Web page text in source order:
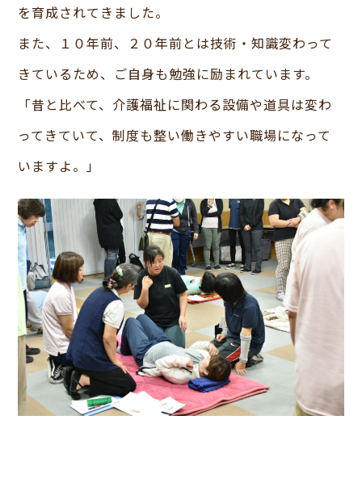
を育成されてきました。
また、１０年前、２０年前とは技術・知識変わって
きているため、ご自身も勉強に励まれています。
「昔と比べて、介護福祉に関わる設備や道具は変わ
ってきていて、制度も整い働きやすい職場になって
いますよ。」